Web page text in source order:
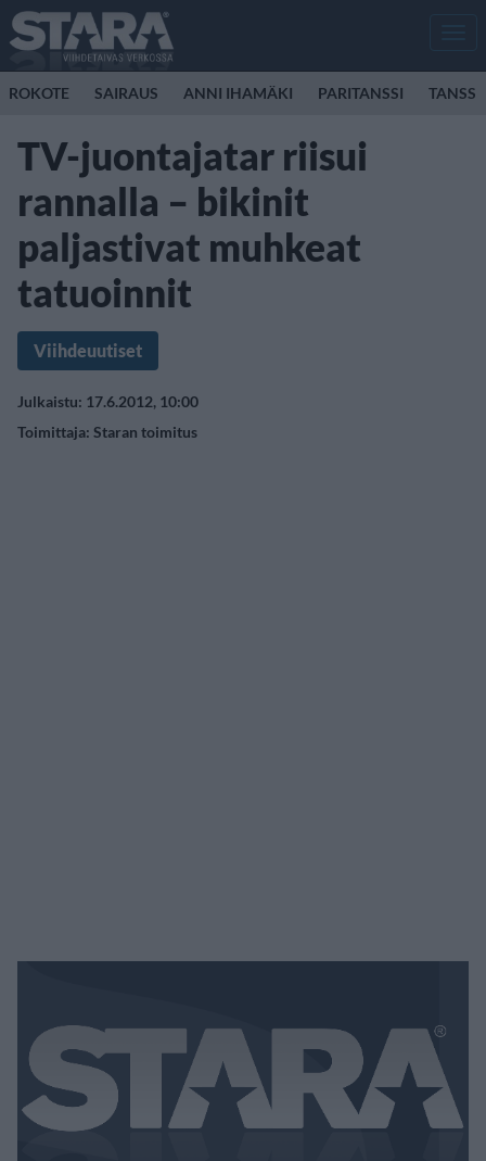
ROKOTE SAIRAUS ANNI IHAMÄKI PARITANSSI TANSSI
TV-juontajatar riisui
rannalla – bikinit
paljastivat muhkeat
tatuoinnit
Viihdeuutiset
Julkaistu: 17.6.2012, 10:00
Toimittaja: Staran toimitus